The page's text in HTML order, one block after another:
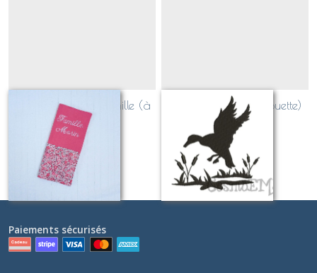
protège livret de famille (à
personnaliser!)
À partir de
Canard en vol (silhouette)
Sur demande
Paiements sécurisés